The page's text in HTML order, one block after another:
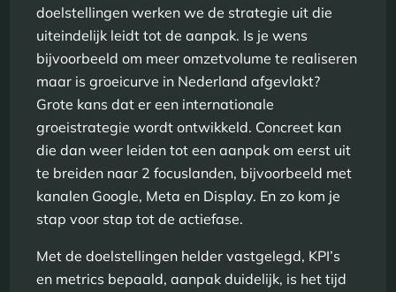
doelstellingen werken we de strategie uit die
uiteindelijk leidt tot de aanpak. Is je wens
bijvoorbeeld om meer omzetvolume te realiseren
maar is groeicurve in Nederland afgevlakt?
Grote kans dat er een internationale
groeistrategie wordt ontwikkeld. Concreet kan
die dan weer leiden tot een aanpak om eerst uit
te breiden naar 2 focuslanden, bijvoorbeeld met
kanalen Google, Meta en Display. En zo kom je
stap voor stap tot de actiefase.
Met de doelstellingen helder vastgelegd, KPI’s
en metrics bepaald, aanpak duidelijk, is het tijd